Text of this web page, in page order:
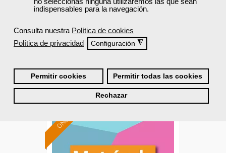
indispensables para la navegación.
Consulta nuestra Política de cookies
Política de privacidad
Configuración ◮
Permitir cookies Permitir todas las cookies
Rechazar
Curso Gratuito
60 horas
Matrícula cerrada
1094
ONLINE